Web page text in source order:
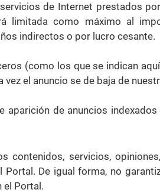
de Internet prestados
limitada como máximo al
indirectos o por lucro cesante.
(como los que se indican
el anuncio se de baja de
de anuncios
contenidos, servicios,
De igual forma, no
el Portal.